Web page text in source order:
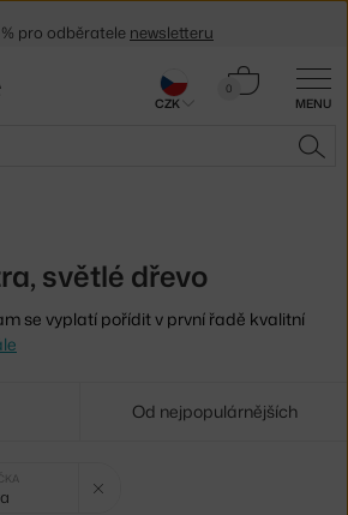
MENU
0
Košík
světlé dřevo
se vyplatí pořídit v první řadě kvalitní
Od nejpopulárnějších
pro odběratele newsletteru
CZK